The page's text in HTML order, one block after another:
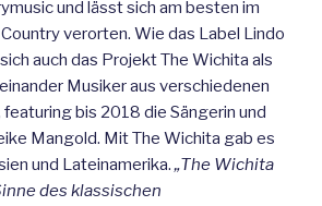
und lässt sich am besten im
verorten. Wie das Label Lindo
auch das Projekt The Wichita als
Musiker aus verschiedenen
bis 2018 die Sängerin und
Mangold. Mit The Wichita gab es
und Lateinamerika.„The Wichita
des klassischen